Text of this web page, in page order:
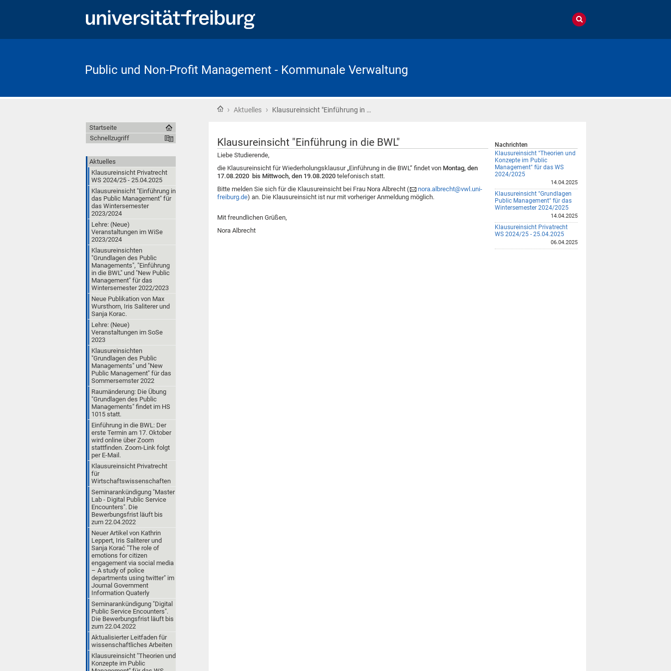
Public und Non-Profit Management - Kommunale Verwaltung
Startseite
› Aktuelles › Klausureinsicht "Einführung in …
Klausureinsicht "Einführung in die BWL"
Liebe Studierende,
die Klausureinsicht für Wiederholungsklausur „Einführung in die BWL“ findet von Montag, den
17.08.2020 bis Mittwoch, den 19.08.2020 telefonisch statt.
Bitte melden Sie sich für die Klausureinsicht bei Frau Nora Albrecht (
nora.albrecht@vwl.uni-
freiburg.de) an. Die Klausureinsicht ist nur mit vorheriger Anmeldung möglich.
Mit freundlichen Grüßen,
Nora Albrecht
Nachrichten
Klausureinsicht "Theorien und
Konzepte im Public
Management" für das WS
2024/2025
14.04.2025
Klausureinsicht "Grundlagen
Public Management" für das
Wintersemester 2024/2025
14.04.2025
Klausureinsicht Privatrecht
WS 2024/25 - 25.04.2025
06.04.2025
Startseite
Schnellzugriff
Aktuelles
Klausureinsicht Privatrecht
WS 2024/25 - 25.04.2025
Klausureinsicht "Einführung in
das Public Management" für
das Wintersemester
2023/2024
Lehre: (Neue)
Veranstaltungen im WiSe
2023/2024
Klausureinsichten
"Grundlagen des Public
Managements", "Einführung
in die BWL" und "New Public
Management" für das
Wintersemester 2022/2023
Neue Publikation von Max
Wursthorn, Iris Saliterer und
Sanja Korac.
Lehre: (Neue)
Veranstaltungen im SoSe
2023
Klausureinsichten
"Grundlagen des Public
Managements" und "New
Public Management" für das
Sommersemster 2022
Raumänderung: Die Übung
"Grundlagen des Public
Managements" findet im HS
1015 statt.
Einführung in die BWL: Der
erste Termin am 17. Oktober
wird online über Zoom
stattfinden. Zoom-Link folgt
per E-Mail.
Klausureinsicht Privatrecht
für
Wirtschaftswissenschaften
Seminarankündigung "Master
Lab - Digital Public Service
Encounters". Die
Bewerbungsfrist läuft bis
zum 22.04.2022
Neuer Artikel von Kathrin
Leppert, Iris Saliterer und
Sanja Korać "The role of
emotions for citizen
engagement via social media
– A study of police
departments using twitter" im
Journal Government
Information Quaterly
Seminarankündigung "Digital
Public Service Encounters".
Die Bewerbungsfrist läuft bis
zum 22.04.2022
Aktualisierter Leitfaden für
wissenschaftliches Arbeiten
Klausureinsicht "Theorien und
Konzepte im Public